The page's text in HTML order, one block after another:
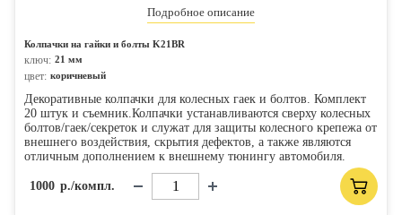
Подробное описание
Колпачки на гайки и болты K21BR
ключ: 21 мм
цвет: коричневый
Декоративные колпачки для колесных гаек и болтов. Комплект
20 штук и съемник.Колпачки устанавливаются сверху колесных
болтов/гаек/секреток и служат для защиты колесного крепежа от
внешнего воздействия, скрытия дефектов, а также являются
отличным дополнением к внешнему тюнингу автомобиля.
1000 р./компл.